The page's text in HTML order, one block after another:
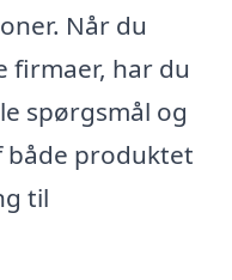
Når du
firmaer, har du
spørgsmål og
både produktet
til